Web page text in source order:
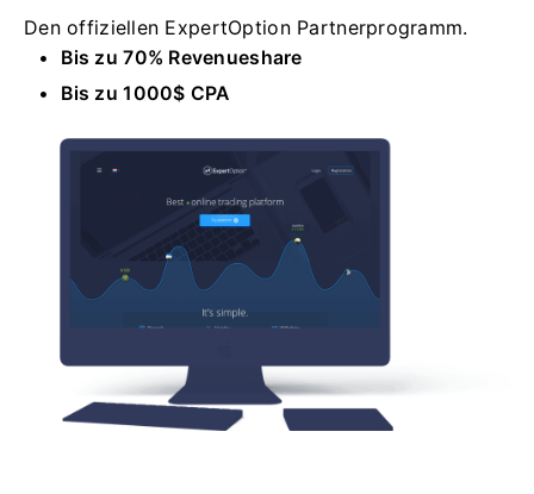
Den offiziellen ExpertOption Partnerprogramm.
Bis zu 70% Revenueshare
Bis zu 1000$ CPA